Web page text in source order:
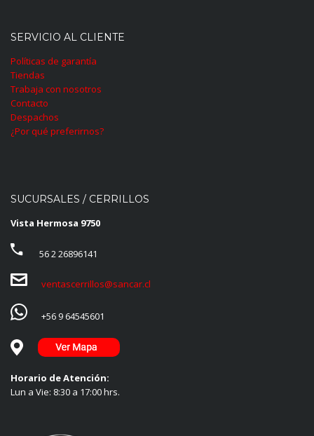
SERVICIO AL CLIENTE
Políticas de garantía
Tiendas
Trabaja con nosotros
Contacto
Despachos
¿Por qué preferirnos?
SUCURSALES / CERRILLOS
Vista Hermosa 9750
56 2 26896141
ventascerrillos@sancar.cl
+56 9 64545601
Horario de Atención:
Lun a Vie: 8:30 a 17:00 hrs.